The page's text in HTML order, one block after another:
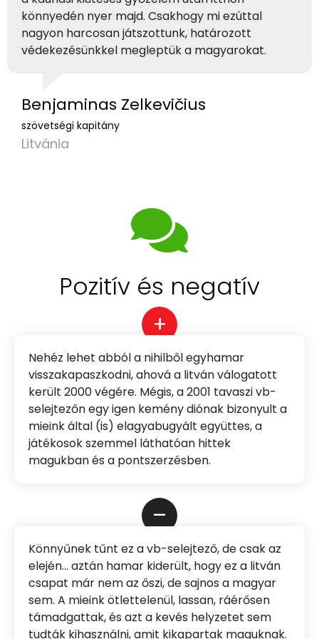
könnyedén nyer majd. Csakhogy mi ezúttal
nagyon harcosan játszottunk, határozott
védekezésünkkel megleptük a magyarokat.
Benjaminas Zelkevičius
szövetségi kapitány
Litvánia
Pozitív és negatív
+
Nehéz lehet abból a nihilből egyhamar
visszakapaszkodni, ahová a litván válogatott
került 2000 végére. Mégis, a 2001 tavaszi vb-
selejtezőn egy igen kemény diónak bizonyult a
mieink által (is) elagyabugyált együttes, a
játékosok szemmel láthatóan hittek
magukban és a pontszerzésben.
–
Könnyűnek tűnt ez a vb-selejtező, de csak az
elején… aztán hamar kiderült, hogy ez a litván
csapat már nem az őszi, de sajnos a magyar
sem. A mieink ötlettelenül, lassan, ráérősen
támadgattak, és azt a kevés helyzetet sem
tudták kihasználni, amit kikapartak maguknak.